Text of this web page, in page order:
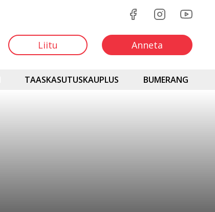
Liitu Anneta
TAASKASUTUSKAUPLUS BUMERANG